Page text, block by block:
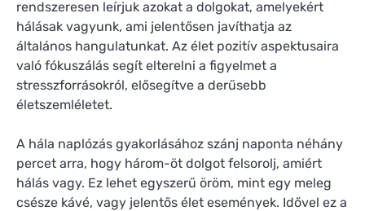
rendszeresen leírjuk azokat a dolgokat, amelyekért
hálásak vagyunk, ami jelentősen javíthatja az
általános hangulatunkat. Az élet pozitív aspektusaira
való fókuszálás segít elterelni a figyelmet a
stresszforrásokról, elősegítve a derűsebb
életszemléletet.
A hála naplózás gyakorlásához szánj naponta néhány
percet arra, hogy három-öt dolgot felsorolj, amiért
hálás vagy. Ez lehet egyszerű öröm, mint egy meleg
csésze kávé, vagy jelentős élet események. Idővel ez a